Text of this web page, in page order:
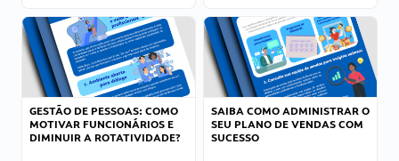
GESTÃO DE PESSOAS: COMO
MOTIVAR FUNCIONÁRIOS E
DIMINUIR A ROTATIVIDADE?
SAIBA COMO ADMINISTRAR O
SEU PLANO DE VENDAS COM
SUCESSO